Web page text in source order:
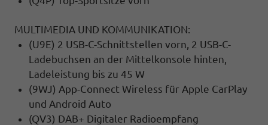
MULTIMEDIA UND KOMMUNIKATION:
(U9E) 2 USB-C-Schnittstellen vorn, 2 USB-C-
Ladebuchsen an der Mittelkonsole hinten,
Ladeleistung bis zu 45 W
(9WJ) App-Connect Wireless für Apple CarPlay
und Android Auto
(QV3) DAB+ Digitaler Radioempfang